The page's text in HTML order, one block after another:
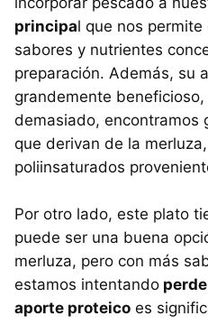
principal que nos
sabores y nutrientes
preparación. Además, su
grandemente
demasiado, encontramos
que derivan de la
poliinsaturados
Por otro lado, este plato
puede ser una buena
merluza, pero con más
estamos intentando
aporte proteico es